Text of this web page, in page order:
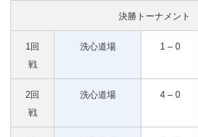
決勝トーナメント
1回
戦
洗心道場 1 – 0
2回
戦
洗心道場 4 – 0